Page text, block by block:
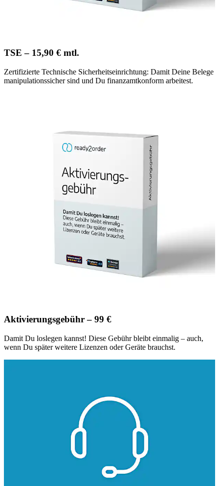
TSE – 15,90 € mtl.
Zertifizierte Technische Sicherheitseinrichtung: Damit Deine Belege
manipulationssicher sind und Du finanzamtkonform arbeitest.
Aktivierungsgebühr – 99 €
Damit Du loslegen kannst! Diese Gebühr bleibt einmalig – auch,
wenn Du später weitere Lizenzen oder Geräte brauchst.